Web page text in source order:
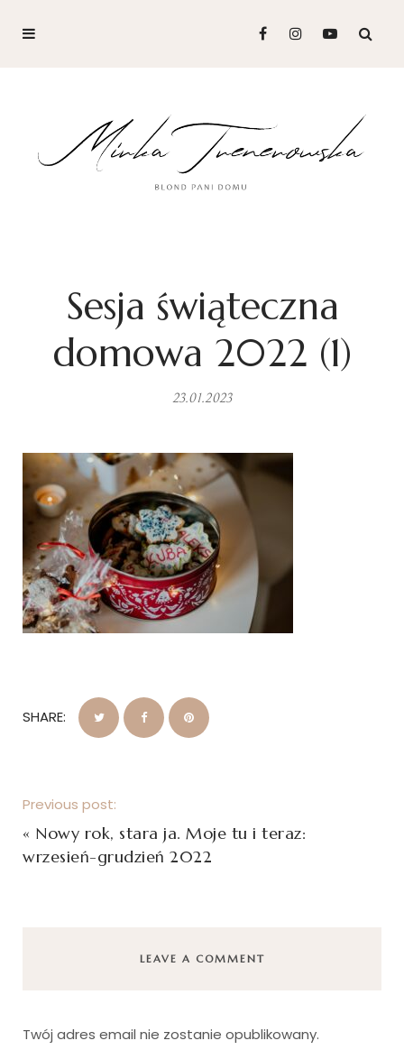
Sesja świąteczna
domowa 2022 (1)
23.01.2023
SHARE:
Previous post:
« Nowy rok, stara ja. Moje tu i teraz:
wrzesień-grudzień 2022
LEAVE A COMMENT
Twój adres email nie zostanie opublikowany.